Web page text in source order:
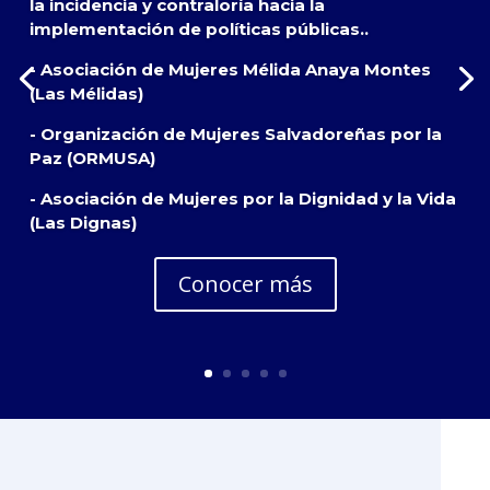
la incidencia y contraloría hacia la
implementación de políticas públicas..
- Asociación de Mujeres Mélida Anaya Montes
(Las Mélidas)
- Organización de Mujeres Salvadoreñas por la
Paz (ORMUSA)
- Asociación de Mujeres por la Dignidad y la Vida
(Las Dignas)
Conocer más